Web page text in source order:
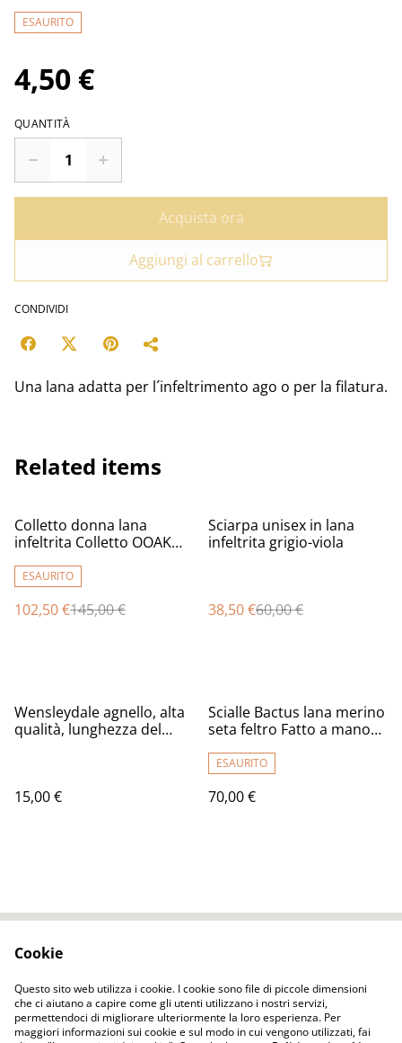
ESAURITO
4,50 €
QUANTITÀ
Acquista ora
Aggiungi al carrello
CONDIVIDI
Una lana adatta per l´infeltrimento ago o per la filatura.
Related items
%
Colletto donna lana
infeltrita Colletto OOAK
morbido Pelliccia
ecologica
ESAURITO
102,50 €145,00 €
%
Sciarpa unisex in lana
infeltrita grigio-viola
38,50 €60,00 €
Wensleydale agnello, alta
qualità, lunghezza del
15,00 €
Scialle Bactus lana merino
seta feltro Fatto a mano
tulipani Sciarpa rosa
donna Scialle Regalo
unico
ESAURITO
70,00 €
Privacy Policy
Cookie Policy
Cookie
Questo sito web utilizza i cookie. I cookie sono file di piccole dimensioni
che ci aiutano a capire come gli utenti utilizzano i nostri servizi,
permettendoci di migliorare ulteriormente la loro esperienza. Per
maggiori informazioni sui cookie e sul modo in cui vengono utilizzati, fai